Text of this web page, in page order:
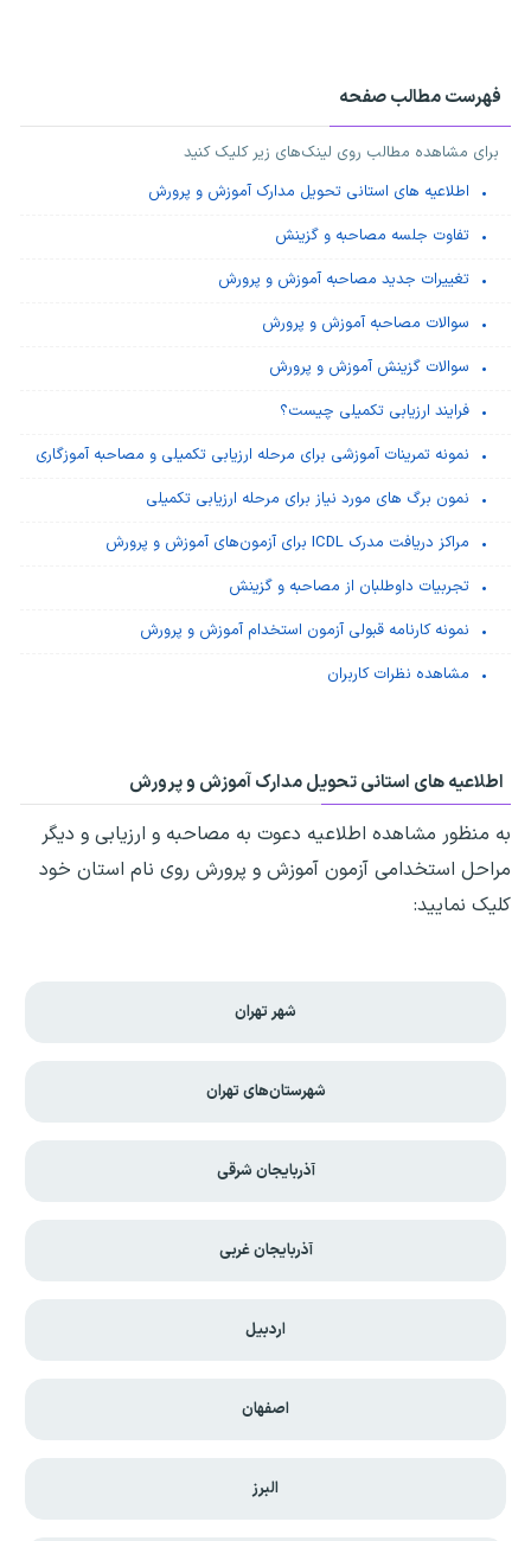
فهرست مطالب صفحه
برای مشاهده مطالب روی لینک‌های زیر کلیک کنید
اطلاعیه های استانی تحویل مدارک آموزش و پرورش
تفاوت جلسه مصاحبه و گزینش
تغییرات جدید مصاحبه آموزش و پرورش
سوالات مصاحبه آموزش و پرورش
سوالات گزینش آموزش و پرورش
فرایند ارزیابی تکمیلی چیست؟
نمونه تمرینات آموزشی برای مرحله ارزیابی تکمیلی و مصاحبه آموزگاری
نمون برگ های مورد نیاز برای مرحله ارزیابی تکمیلی
مراکز دریافت مدرک ICDL برای آزمون‌های آموزش و پرورش
تجربیات داوطلبان از مصاحبه و گزینش
نمونه کارنامه قبولی آزمون استخدام آموزش و پرورش
مشاهده نظرات کاربران
اطلاعیه های استانی تحویل مدارک آموزش و پرورش
به منظور مشاهده اطلاعیه دعوت به مصاحبه و ارزیابی و دیگر
مراحل استخدامی آزمون آموزش و پرورش روی نام استان خود
کلیک نمایید:
شهر تهران
شهرستان‌های تهران
آذربایجان شرقی
آذربایجان غربی
اردبیل
اصفهان
البرز